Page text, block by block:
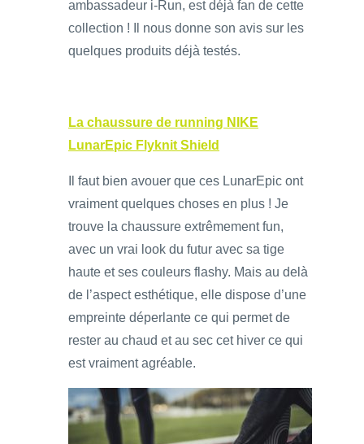
ambassadeur i-Run, est déjà fan de cette
collection ! Il nous donne son avis sur les
quelques produits déjà testés.
La chaussure de running NIKE
LunarEpic Flyknit Shield
Il faut bien avouer que ces LunarEpic ont
vraiment quelques choses en plus ! Je
trouve la chaussure extrêmement fun,
avec un vrai look du futur avec sa tige
haute et ses couleurs flashy. Mais au delà
de l’aspect esthétique, elle dispose d’une
empreinte déperlante ce qui permet de
rester au chaud et au sec cet hiver ce qui
est vraiment agréable.